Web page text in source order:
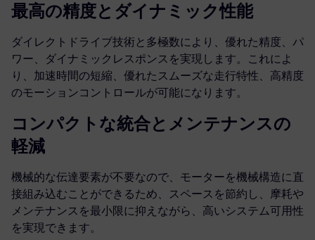
最高の精度とダイナミック性能
ダイレクトドライブ技術と多極数により、優れた精度、パ
ワー、ダイナミックレスポンスを実現します。これによ
り、加速時間の短縮、優れたスムーズな走行特性、高精度
のモーションコントロールが可能になります。
コンパクトな統合とメンテナンスの
軽減
機械的な伝達要素が不要なので、モーターを機械構造に直
接組み込むことができるため、スペースを節約し、摩耗や
メンテナンスを最小限に抑えながら、高いシステム可用性
を実現できます。